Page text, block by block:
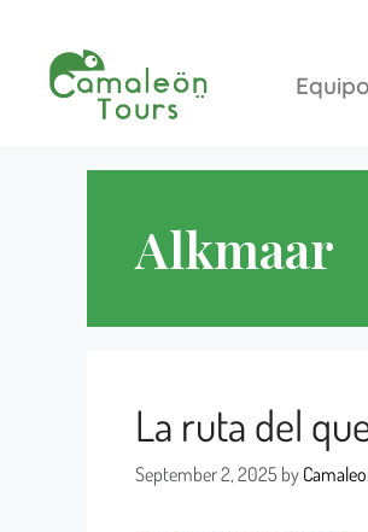
Equipo
Alkmaar
La ruta del
September 2, 2025by